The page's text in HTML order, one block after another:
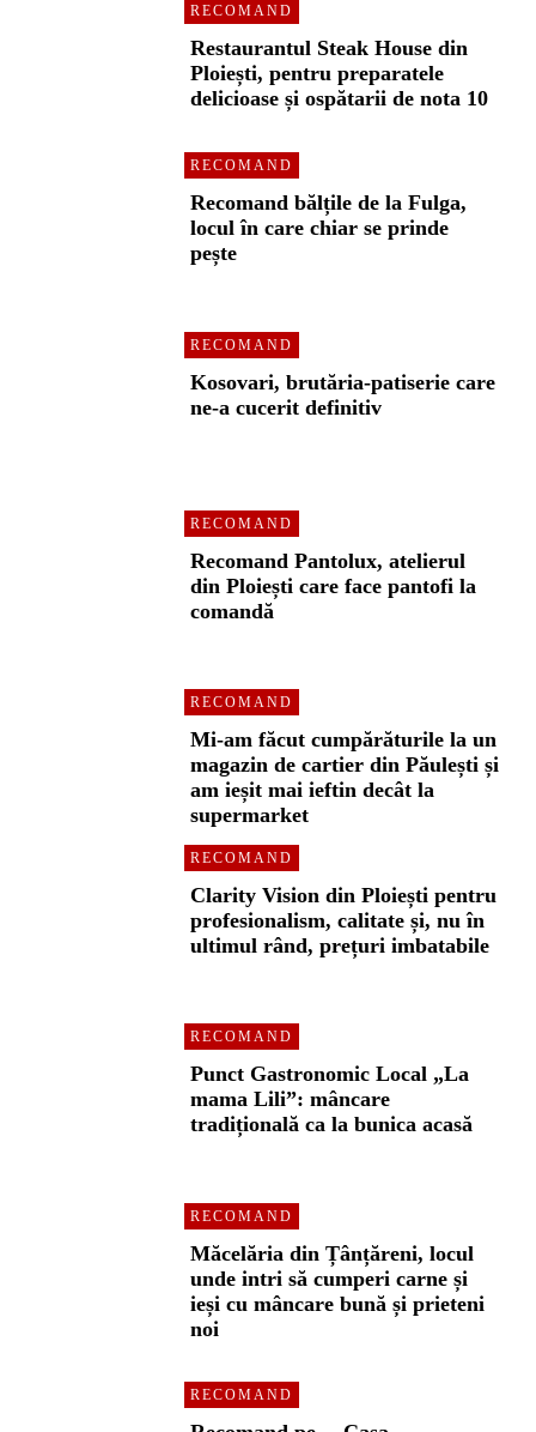
RECOMAND
Restaurantul Steak House din
Ploiești, pentru preparatele
delicioase și ospătarii de nota 10
RECOMAND
Recomand bălțile de la Fulga,
locul în care chiar se prinde
pește
RECOMAND
Kosovari, brutăria-patiserie care
ne-a cucerit definitiv
RECOMAND
Recomand Pantolux, atelierul
din Ploiești care face pantofi la
comandă
RECOMAND
Mi-am făcut cumpărăturile la un
magazin de cartier din Păulești și
am ieșit mai ieftin decât la
supermarket
RECOMAND
Clarity Vision din Ploiești pentru
profesionalism, calitate și, nu în
ultimul rând, prețuri imbatabile
RECOMAND
Punct Gastronomic Local „La
mama Lili”: mâncare
tradițională ca la bunica acasă
RECOMAND
Măcelăria din Țânțăreni, locul
unde intri să cumperi carne și
ieși cu mâncare bună și prieteni
noi
RECOMAND